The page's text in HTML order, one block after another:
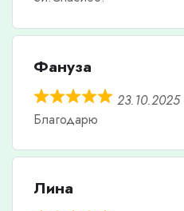
Фануза
23.10.2025
Благодарю
Лина